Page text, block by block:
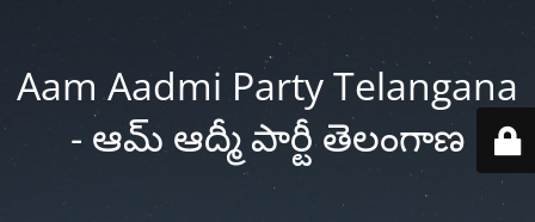
Aam Aadmi Party Telangana
- ఆమ్ ఆద్మీ పార్టీ తెలంగాణ